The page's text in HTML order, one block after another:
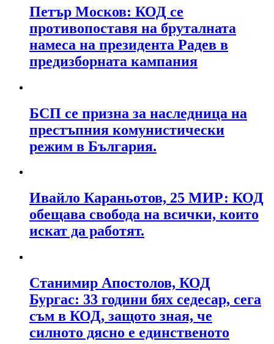
Петър Москов: КОД се
противопоставя на бруталната
намеса на президента Радев в
предизборната кампания
БСП се призна за наследница на
престъпния комунистически
режим в България.
Ивайло Караньотов, 25 МИР: КОД
обещава свобода на всички, които
искат да работят.
Станимир Апостолов, КОД
Бургас: 33 години бях седесар, сега
съм в КОД, защото зная, че
силното дясно е единственото